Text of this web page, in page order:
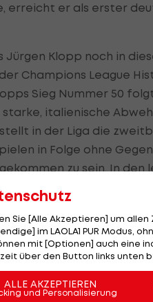
erreicht er als erster
Jürgen Klopp noch in
Champions League
Sieg Nummer 50
italienische
in der Liga die
in Folge ohne
zu sein. In den
AC) Gegentreffer. In der
AC Mailand abgegeben
beendete, triumphierte
Punkt auf Rang 1 der
Champions League,
Auch wenn die
Sie [Alle Akzeptieren] um
im LAOLA1 PUR Modus,
mit [Optionen] auch eine
über den Button links unten
ALLE AKZEPTIEREN
und Personalisierung